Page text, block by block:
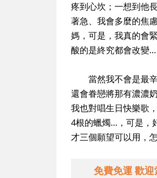
疼到心坎；一想到他
著急、我會多麼的焦
媽，可是，我真的會
酸的是終究都會改變…
當然我不會是最辛
還會眷戀將那有濃濃
我也對唱生日快樂歌
4根的蠟燭…，可是，
才三個願望可以用，
免費免運 歡